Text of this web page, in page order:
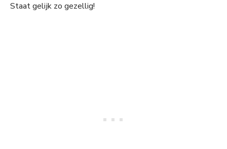
Staat gelijk zo gezellig!